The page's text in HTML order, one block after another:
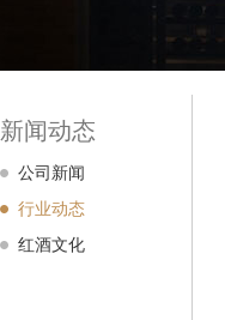
新闻动态
公司新闻
行业动态
红酒文化